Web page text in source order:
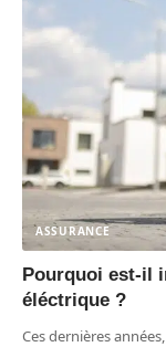
ASSURANCE
Pourquoi est-il
éléctrique ?
Ces dernières